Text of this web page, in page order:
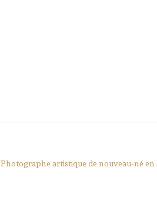
Photographe artistique de nouveau-né en